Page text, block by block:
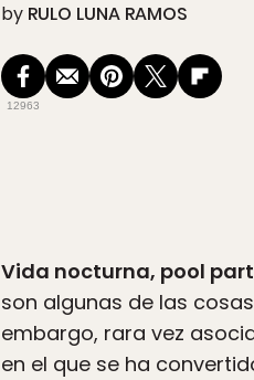
by RULO LUNA RAMOS
12963
Vida nocturna, pool
son algunas de las
embargo, rara vez
en el que se ha